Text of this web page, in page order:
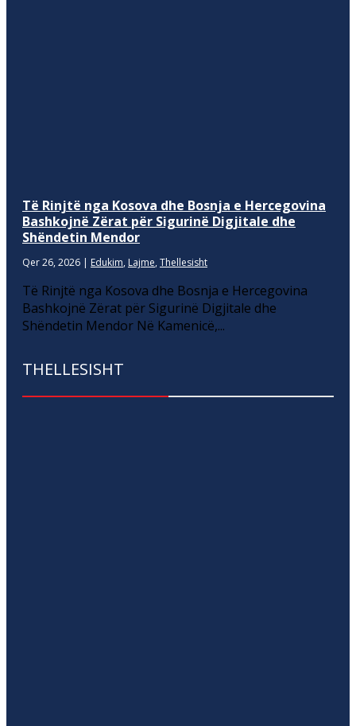
Të Rinjtë nga Kosova dhe Bosnja e Hercegovina
Bashkojnë Zërat për Sigurinë Digjitale dhe
Shëndetin Mendor
Qer 26, 2026 | Edukim, Lajme, Thellesisht
Të Rinjtë nga Kosova dhe Bosnja e Hercegovina
Bashkojnë Zërat për Sigurinë Digjitale dhe
Shëndetin Mendor Në Kamenicë,...
THELLESISHT